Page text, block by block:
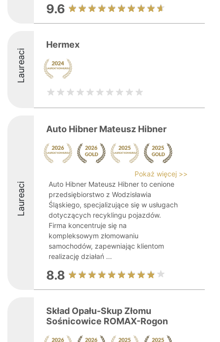
9.6
Laureaci
Hermex
Laureaci
Auto Hibner Mateusz Hibner
Pokaż więcej >>
Auto Hibner Mateusz Hibner to cenione
przedsiębiorstwo z Wodzisławia
Śląskiego, specjalizujące się w usługach
dotyczących recyklingu pojazdów.
Firma koncentruje się na
kompleksowym złomowaniu
samochodów, zapewniając klientom
realizację działań ...
8.8
Skład Opału-Skup Złomu
Sośnicowice ROMAX-Rogon